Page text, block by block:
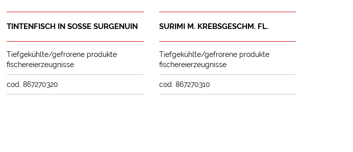
TINTENFISCH IN SOSSE SURGENUIN
Tiefgekühlte/gefrorene produkte
fischereierzeugnisse
cod. 867270320
SURIMI M. KREBSGESCHM. FL.
Tiefgekühlte/gefrorene produkte
fischereierzeugnisse
cod. 867270310